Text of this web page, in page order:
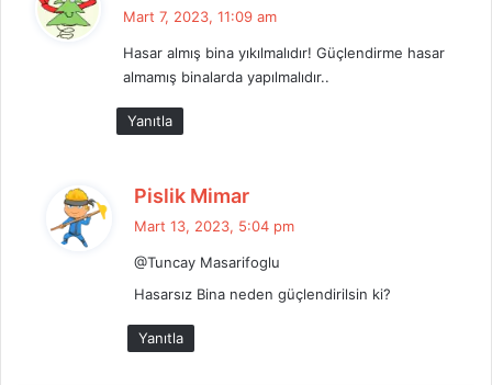
i
k
Mart 7, 2023, 11:09 am
Hasar almış bina yıkılmalıdır! Güçlendirme hasar
almamış binalarda yapılmalıdır..
Yanıtla
Pislik Mimar
i
k
Mart 13, 2023, 5:04 pm
@Tuncay Masarifoglu
Hasarsız Bina neden güçlendirilsin ki?
Yanıtla